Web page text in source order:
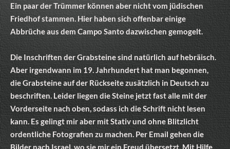
Ein paar der Trümmer können aber nicht vom jüdischen
Friedhof stammen. Hier haben sich offenbar einige
Abbrüche aus dem Campo Santo dazwischen gemogelt.
Die Inschriften der Grabsteine sind natürlich auf hebräisch.
Aber irgendwann im 19. Jahrhundert hat man begonnen,
die Grabsteine auf der Rückseite zusätzlich in Deutsch zu
beschriften. Leider liegen die Steine jetzt fast alle mit der
Vorderseite nach oben, sodass ich die Schrift nicht lesen
kann. Es gelingt mir aber mit Stativ und ohne Blitzlicht
ordentliche Fotografien zu machen. Per Email gehen die
Bilder nach Israel, wo sie mir ein Freud übersetzt. Mit Hilfe